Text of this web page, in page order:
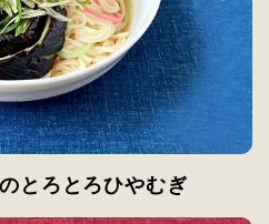
とろとろひやむぎ